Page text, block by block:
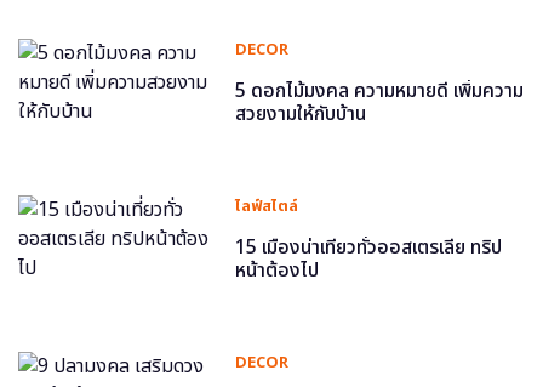
DECOR
5 ดอกไม้มงคล ความหมายดี เพิ่มความ
สวยงามให้กับบ้าน
ไลฟ์สไตล์
15 เมืองน่าเที่ยวทั่วออสเตรเลีย ทริป
หน้าต้องไป
DECOR